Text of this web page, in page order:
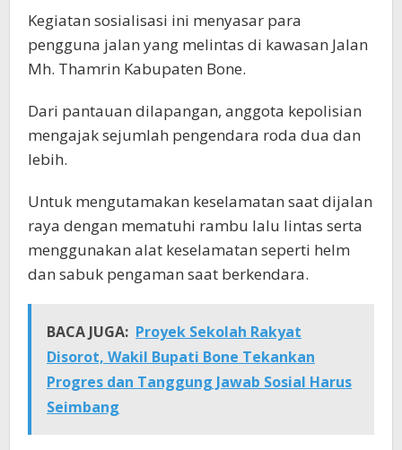
Kegiatan sosialisasi ini menyasar para
pengguna jalan yang melintas di kawasan Jalan
Mh. Thamrin Kabupaten Bone.
Dari pantauan dilapangan, anggota kepolisian
mengajak sejumlah pengendara roda dua dan
lebih.
Untuk mengutamakan keselamatan saat dijalan
raya dengan mematuhi rambu lalu lintas serta
menggunakan alat keselamatan seperti helm
dan sabuk pengaman saat berkendara.
BACA JUGA: Proyek Sekolah Rakyat
Disorot, Wakil Bupati Bone Tekankan
Progres dan Tanggung Jawab Sosial Harus
Seimbang